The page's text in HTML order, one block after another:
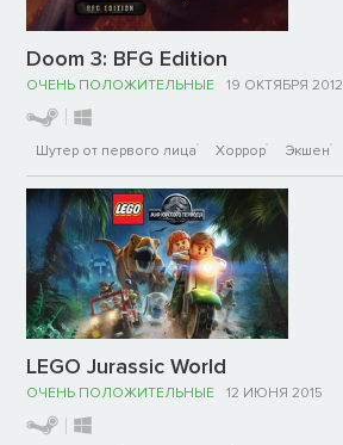
Doom 3: BFG Edition
ОЧЕНЬ ПОЛОЖИТЕЛЬНЫЕ 19 ОКТЯБРЯ 2012
Шутер от первого лица Хоррор Экшен
LEGO Jurassic World
ОЧЕНЬ ПОЛОЖИТЕЛЬНЫЕ 12 ИЮНЯ 2015